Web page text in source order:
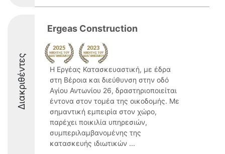
Διακριθέντες
Ergeas Construction
Η Εργέας Κατασκευαστική, με έδρα
στη Βέροια και διεύθυνση στην οδό
Αγίου Αντωνίου 26, δραστηριοποιείται
έντονα στον τομέα της οικοδομής. Με
σημαντική εμπειρία στον χώρο,
παρέχει ποικιλία υπηρεσιών,
συμπεριλαμβανομένης της
κατασκευής ιδιωτικών ...